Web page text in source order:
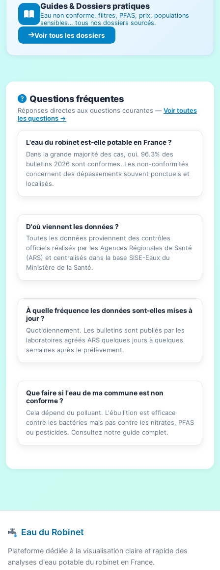
Guides & Dossiers pratiques
Eau non conforme, filtres, PFAS, prix, populations
sensibles… tous nos dossiers sourcés.
Voir tous les dossiers
Questions fréquentes
Réponses directes aux questions courantes — Voir toutes
les questions →
L'eau du robinet est-elle potable en France ?
Dans la grande majorité des cas, oui. 96.3% des
bulletins 2026 sont conformes. Les non-conformités
concernent des dépassements souvent ponctuels et
localisés.
D'où viennent les données ?
Toutes les données proviennent des contrôles
officiels réalisés par les Agences Régionales de Santé
(ARS) et centralisés dans la base SISE-Eaux du
Ministère de la Santé.
À quelle fréquence les données sont-elles mises à
jour ?
Quotidiennement. Les bulletins sont publiés par les
laboratoires agréés ARS quelques jours à quelques
semaines après le prélèvement.
Que faire si l'eau de ma commune est non
conforme ?
Cela dépend du polluant. L'ébullition est efficace
contre les bactéries mais pas contre les nitrates, PFAS
ou pesticides. Consultez notre guide complet.
Eau du Robinet
Plateforme dédiée à la visualisation claire et rapide des
analyses d'eau potable du robinet en France.